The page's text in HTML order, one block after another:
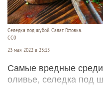
Селедка под шубой. Салат. Готовка.
СС0
23 мая 2022 в 23:15
Самые вредные
оливье, селедка под